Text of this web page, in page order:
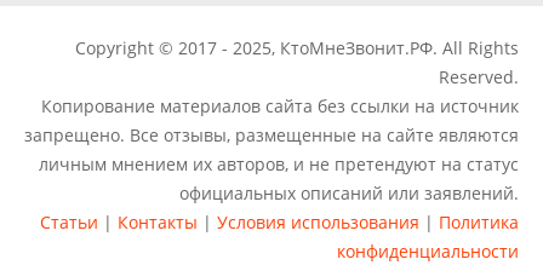
Copyright © 2017 - 2025, КтоМнеЗвонит.РФ. All Rights
Reserved.
Копирование материалов сайта без ссылки на источник
запрещено. Все отзывы, размещенные на сайте являются
личным мнением их авторов, и не претендуют на статус
официальных описаний или заявлений.
Статьи | Контакты | Условия использования | Политика
конфиденциальности